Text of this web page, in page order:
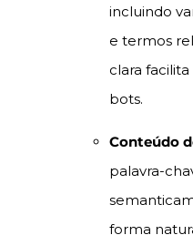
incluindo
e termos
clara
bots.
Conteúdo
palavra-
forma